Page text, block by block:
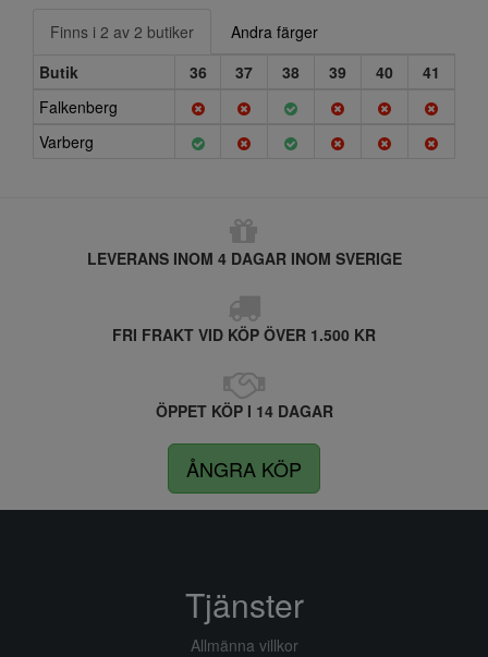
Finns i 2 av 2 butiker
Andra färger
Butik
36 37 38 39 40
41
Falkenberg
Varberg
LEVERANS INOM 4 DAGAR INOM SVERIGE
FRI FRAKT VID KÖP ÖVER 1.500 KR
ÖPPET KÖP I 14 DAGAR
ÅNGRA KÖP
Tjänster
Allmänna villkor